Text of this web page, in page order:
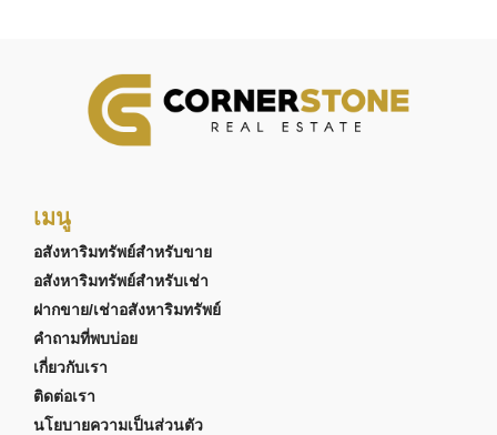
เมนู
อสังหาริมทรัพย์สำหรับขาย
อสังหาริมทรัพย์สำหรับเช่า
ฝากขาย/เช่าอสังหาริมทรัพย์
คำถามที่พบบ่อย
เกี่ยวกับเรา
ติดต่อเรา
นโยบายความเป็นส่วนตัว